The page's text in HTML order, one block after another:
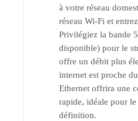
à votre réseau
réseau Wi-Fi et
Privilégiez la bande
disponible) pour le
offre un débit plus
internet est proche
Ethernet offrira une
rapide, idéale pour
définition.